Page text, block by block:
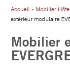
Accueil » Mobilier
extérieur modulaire
Mobilier